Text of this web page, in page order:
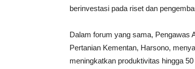
berinvestasi pada riset dan
Dalam forum yang sama, Pengawas
Pertanian Kementan, Harsono,
meningkatkan produktivitas hingga